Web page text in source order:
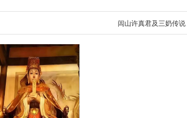
闾山许真君及三奶传说